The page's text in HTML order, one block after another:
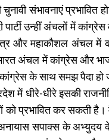
संभावनाएं
पार्टी उन्हीं अंचलों में
और महाकौशल अंचल
अंचल में कांग्रेस और
के साथ समझ पैदा हो
में धीरे-धीरे इसकी
को प्रभावित कर सकती
सपाक्स के अभ्युदय